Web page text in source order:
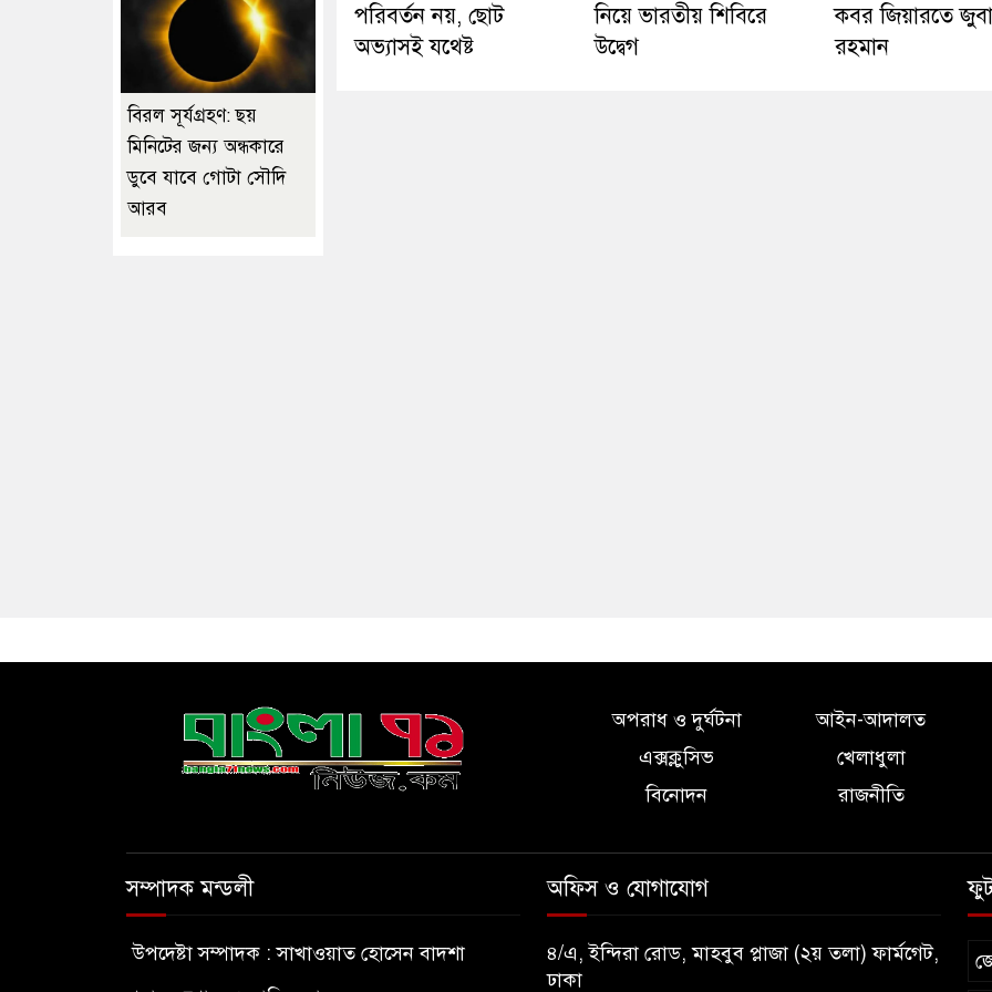
পরিবর্তন নয়, ছোট
অভ্যাসই যথেষ্ট
নিয়ে ভারতীয় শিবিরে
উদ্বেগ
কবর জিয়ারতে
রহমান
বিরল সূর্যগ্রহণ: ছয়
মিনিটের জন্য অন্ধকারে
ডুবে যাবে গোটা সৌদি
আরব
অপরাধ ও দুর্ঘটনা
আইন-আদালত
এক্সক্লুসিভ
খেলাধুলা
বিনোদন
রাজনীতি
সম্পাদক মন্ডলী
উপদেষ্টা সম্পাদক : সাখাওয়াত হোসেন বাদশা
অফিস ও যোগাযোগ
৪/এ, ইন্দিরা রোড, মাহবুব প্লাজা (২য় তলা) ফার্মগেট,
ঢাকা